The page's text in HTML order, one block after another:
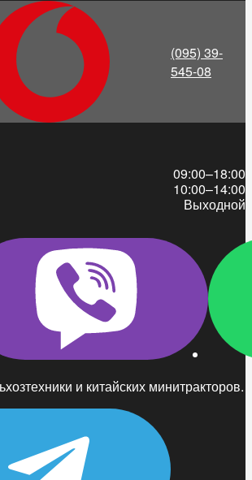
и китайских минитракторов.
(095) 39-
545-08
09:00–18:00
10:00–14:00
Выходной